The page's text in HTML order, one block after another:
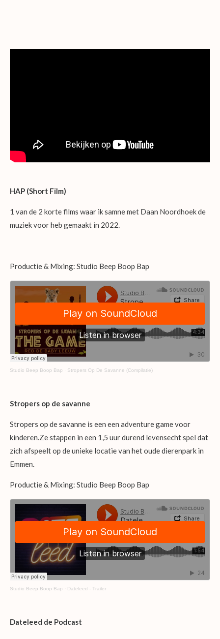
de
HAP (Short Film)
1 van de 2 korte films waar ik samne met Daan Noordhoek de
muziek voor heb gemaakt in 2022.
Productie & Mixing: Studio Beep Boop Bap
Studio Beep Boop Bap · Stropers Op De Savanne (Compilatie)
Stropers op de savanne
Stropers op de savanne is een een adventure game voor
kinderen.Ze stappen in een 1,5 uur durend levensecht spel dat
zich afspeelt op de unieke locatie van het oude dierenpark in
Emmen.
Productie & Mixing: Studio Beep Boop Bap
Studio Beep Boop Bap · Dateleed - Trailer
Dateleed de Podcast